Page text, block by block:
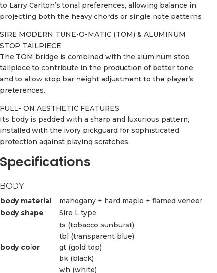
to Larry Carlton’s tonal preferences, allowing balance in
projecting both the heavy chords or single note patterns.
SIRE MODERN TUNE-O-MATIC (TOM) & ALUMINUM
STOP TAILPIECE
The TOM bridge is combined with the aluminum stop
tailpiece to contribute in the production of better tone
and to allow stop bar height adjustment to the player’s
preterences.
FULL- ON AESTHETIC FEATURES
Its body is padded with a sharp and luxurious pattern,
installed with the ivory pickguard for sophisticated
protection against playing scratches.
Specifications
BODY
body material
mahogany + hard maple + flamed veneer
body shape
Sire L type
body color
ts (tobacco sunburst)
tbl (transparent blue)
gt (gold top)
bk (black)
wh (white)